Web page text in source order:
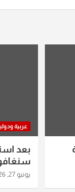
عربية
بعد
يونيو 27, 2026